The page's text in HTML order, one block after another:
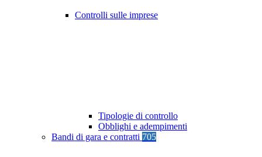
Controlli sulle imprese
Tipologie di controllo
Obblighi e adempimenti
Bandi di gara e contratti 705